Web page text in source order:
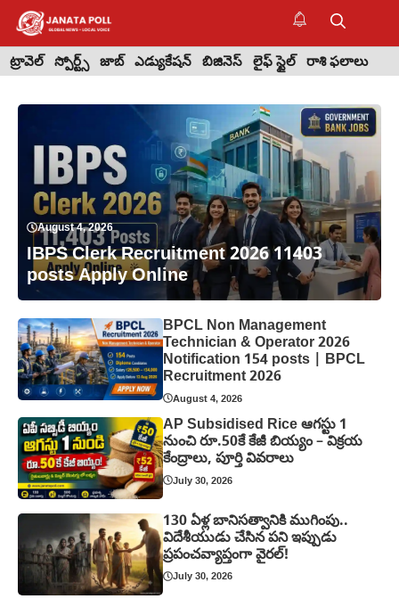
Skip
content
ట్రావెల్ స్పోర్ట్స్ జాబ్ ఎడ్యుకేషన్ బిజినెస్ లైఫ్ స్టైల్ రాశి ఫలాలు
August 4, 2026
IBPS Clerk Recruitment 2026 11403
posts Apply Online
BPCL Non Management
Technician & Operator 2026
Notification 154 posts | BPCL
Recruitment 2026
August 4, 2026
AP Subsidised Rice ఆగస్టు 1
నుంచి రూ.50కే కేజీ బియ్యం – విక్రయ
కేంద్రాలు, పూర్తి వివరాలు
July 30, 2026
130 ఏళ్ల బానిసత్వానికి ముగింపు..
విదేశీయుడు చేసిన పని ఇప్పుడు
ప్రపంచవ్యాప్తంగా వైరల్!
July 30, 2026